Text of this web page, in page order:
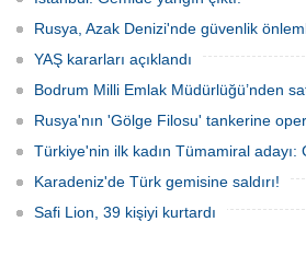
Rusya, Azak Denizi'nde güvenlik
YAŞ kararları açıklandı
Bodrum Milli Emlak Müdürlüğü’nden
Rusya'nın 'Gölge Filosu' tankerine
Türkiye'nin ilk kadın Tümamiral adayı:
Karadeniz'de Türk gemisine saldırı!
Safi Lion, 39 kişiyi kurtardı